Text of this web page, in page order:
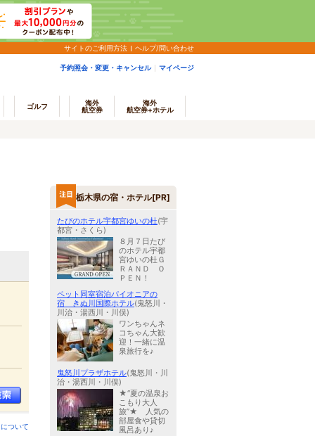
サイトのご利用方法 ヘルプ/問い合わせ
予約照会・変更・キャンセル マイページ
ゴルフ
海外
航空券
海外
航空券+ホテル
ついて
栃木県の宿・ホテル[PR]
たびのホテル宇都宮ゆいの杜(宇
都宮・さくら)
８月７日たび
のホテル宇都
宮ゆいの杜Ｇ
ＲＡＮＤ Ｏ
ＰＥＮ！
ペット同室宿泊パイオニアの
宿 きぬ川国際ホテル(鬼怒川・
川治・湯西川・川俣)
ワンちゃんネ
コちゃん大歓
迎！一緒に温
泉旅行を♪
鬼怒川プラザホテル(鬼怒川・川
治・湯西川・川俣)
★“夏の温泉お
こもり大人
旅”★ 人気の
部屋食や貸切
風呂あり♪